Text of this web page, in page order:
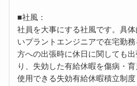
■社風：
社員を大事にする社風です。具
いプラントエンジニアで在宅勤
方への出張時に休日に関しても
り、失効した有給休暇を傷病・
使用できる失効有給休暇積立制